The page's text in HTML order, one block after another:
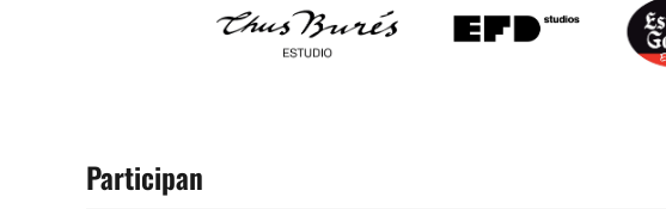
Participan